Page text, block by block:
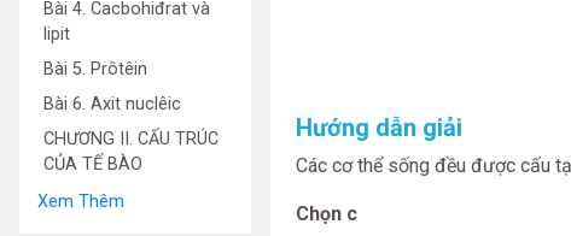
Bài 4. Cacbohiđrat và
lipit
Bài 5. Prôtêin
Bài 6. Axit nuclêic
CHƯƠNG II. CẤU TRÚC
CỦA TẾ BÀO
Xem Thêm
Hướng dẫn giải
Các cơ thể sống đều được cấu
Chọn c